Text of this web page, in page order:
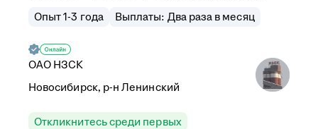
Опыт 1-3 года Выплаты: Два раза в месяц
ОАО НЗСК
Новосибирск, р-н Ленинский
Откликнитесь среди первых